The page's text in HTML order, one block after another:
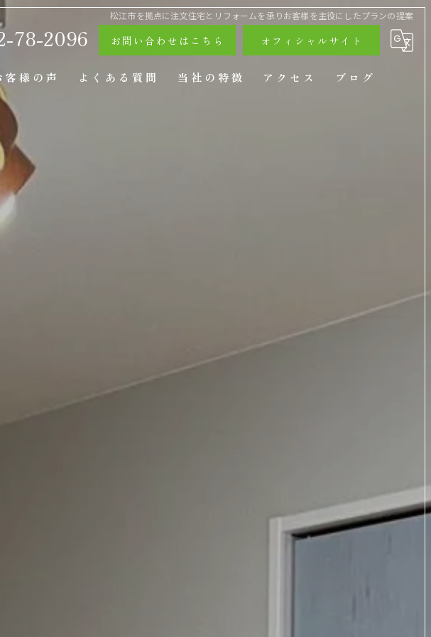
松江市を拠点に注文住宅とリフォームを承りお客様を主役にしたプランの提案
78-2096 お問い合わせはこちら オフィシャルサイト
客様の声 よくある質問 当社の特徴 アクセス ブログ